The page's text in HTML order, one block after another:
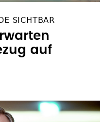
SICHTBAR
auf